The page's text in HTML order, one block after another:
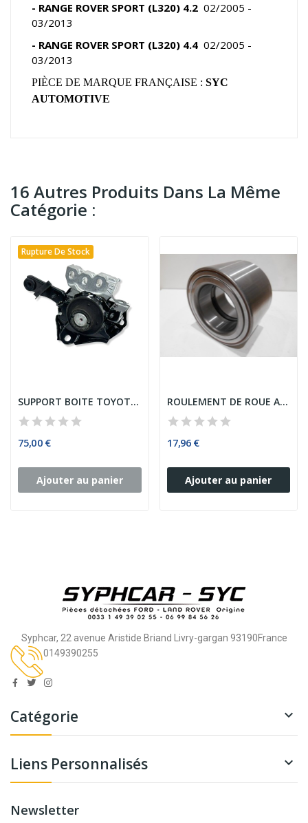
- RANGE ROVER SPORT (L320) 4.2 02/2005 -
03/2013
- RANGE ROVER SPORT (L320) 4.4 02/2005 -
03/2013
PIÈCE DE MARQUE FRANÇAISE : SYC
AUTOMOTIVE
16 Autres Produits Dans La Même
Catégorie :
Rupture De Stock
SUPPORT BOITE TOYOTA YARIS
75,00 €
Ajouter au panier
ROULEMENT DE ROUE ARRIERE IVECO DAILY II / III...
17,96 €
Ajouter au panier
Syphcar, 22 avenue Aristide Briand Livry-gargan 93190France
0149390255
Catégorie 
Liens Personnalisés 
Newsletter